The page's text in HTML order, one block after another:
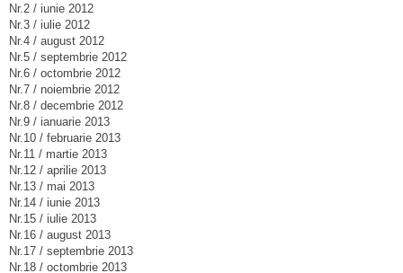
Nr.2 / iunie 2012
Nr.3 / iulie 2012
Nr.4 / august 2012
Nr.5 / septembrie 2012
Nr.6 / octombrie 2012
Nr.7 / noiembrie 2012
Nr.8 / decembrie 2012
Nr.9 / ianuarie 2013
Nr.10 / februarie 2013
Nr.11 / martie 2013
Nr.12 / aprilie 2013
Nr.13 / mai 2013
Nr.14 / iunie 2013
Nr.15 / iulie 2013
Nr.16 / august 2013
Nr.17 / septembrie 2013
Nr.18 / octombrie 2013